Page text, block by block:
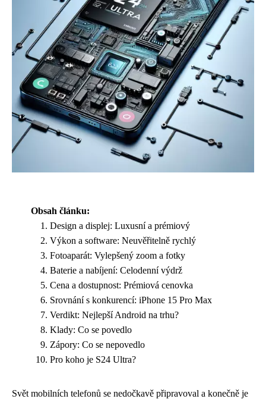
Obsah článku:
Design a displej: Luxusní a prémiový
Výkon a software: Neuvěřitelně rychlý
Fotoaparát: Vylepšený zoom a fotky
Baterie a nabíjení: Celodenní výdrž
Cena a dostupnost: Prémiová cenovka
Srovnání s konkurencí: iPhone 15 Pro Max
Verdikt: Nejlepší Android na trhu?
Klady: Co se povedlo
Zápory: Co se nepovedlo
Pro koho je S24 Ultra?
Svět mobilních telefonů se nedočkavě připravoval a konečně je